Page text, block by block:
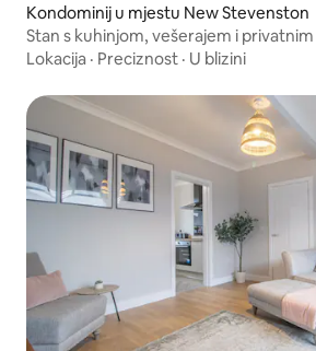
Kondominij u mjestu New Stevenston
Stan s kuhinjom, vešerajem i
Lokacija · Preciznost · U blizini